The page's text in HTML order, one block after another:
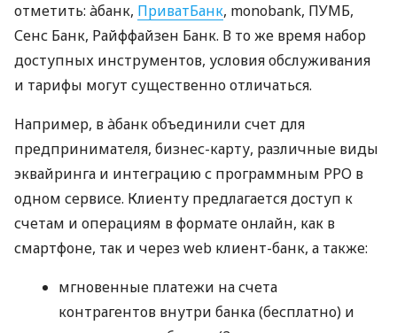
отметить: àбанк, ПриватБанк, monobank, ПУМБ,
Сенс Банк, Райффайзен Банк. В то же время набор
доступных инструментов, условия обслуживания
и тарифы могут существенно отличаться.
Например, в àбанк объединили счет для
предпринимателя, бизнес-карту, различные виды
эквайринга и интеграцию с программным РРО в
одном сервисе. Клиенту предлагается доступ к
счетам и операциям в формате онлайн, как в
смартфоне, так и через web клиент-банк, а также:
мгновенные платежи на счета
контрагентов внутри банка (бесплатно) и